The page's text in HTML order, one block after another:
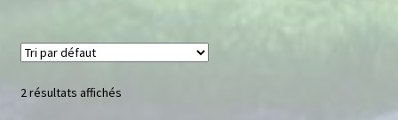
2 résultats affichés